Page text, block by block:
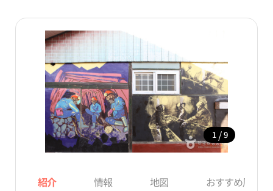
1 / 9
紹介 情報 地図 おすすめ周辺